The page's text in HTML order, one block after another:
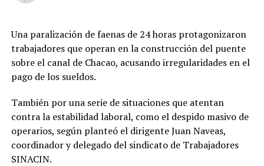
Una paralización de faenas de 24 horas protagonizaron
trabajadores que operan en la construcción del puente
sobre el canal de Chacao, acusando irregularidades en el
pago de los sueldos.
También por una serie de situaciones que atentan
contra la estabilidad laboral, como el despido masivo de
operarios, según planteó el dirigente Juan Naveas,
coordinador y delegado del sindicato de Trabajadores
SINACIN.